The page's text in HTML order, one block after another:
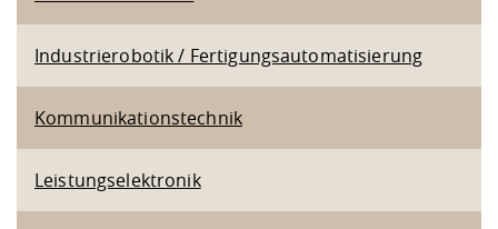
Industrierobotik / Fertigungsautomatisierung
Kommunikationstechnik
Leistungselektronik